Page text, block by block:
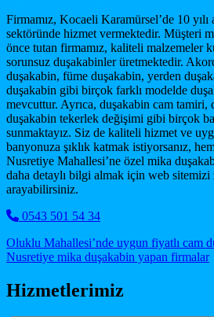
Firmamız, Kocaeli Karamürsel’de 10 yılı
sektöründe hizmet vermektedir. Müşteri
önce tutan firmamız, kaliteli malzemeler
sorunsuz duşakabinler üretmektedir.
duşakabin, füme duşakabin, yerden
duşakabin gibi birçok farklı modelde
mevcuttur. Ayrıca, duşakabin cam
duşakabin tekerlek değişimi gibi birçok
sunmaktayız. Siz de kaliteli hizmet ve
banyonuza şıklık katmak istiyorsanız,
Nusretiye Mahallesi’ne özel mika
daha detaylı bilgi almak için web
arayabilirsiniz.
0543 501 54 34
Post navigation
Oluklu Mahallesi’nde uygun fiyatlı cam
Nusretiye mika duşakabin yapan firmalar
Hizmetlerimiz